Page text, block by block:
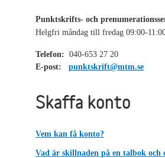
Punktskrifts- och
Helgfri måndag till fredag 09:00-
Telefon: 040-653 27 20
E-post:
punktskrift@mtm.se
Skaffa konto
Vem kan få konto?
Vad är skillnaden på en talbok och